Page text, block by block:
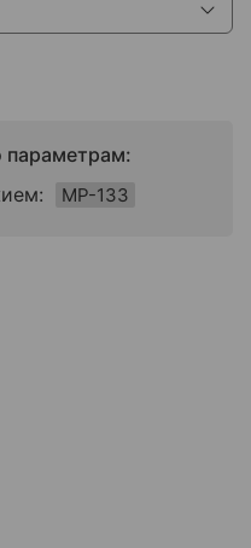
параметрам:
МР-133